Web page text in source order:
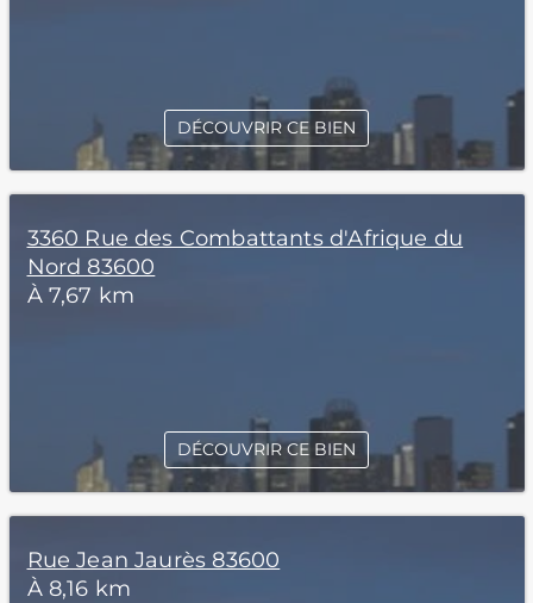
DÉCOUVRIR CE BIEN
3360 Rue des Combattants d'Afrique du
Nord 83600
À 7,67 km
DÉCOUVRIR CE BIEN
Rue Jean Jaurès 83600
À 8,16 km